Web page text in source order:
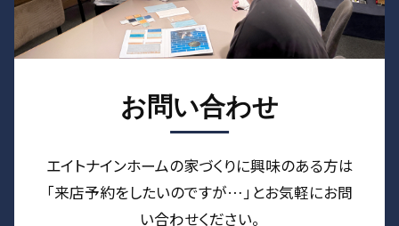
お問い合わせ
エイトナインホームの家づくりに興味のある⽅は
「来店予約をしたいのですが…」とお気軽にお問
い合わせください。